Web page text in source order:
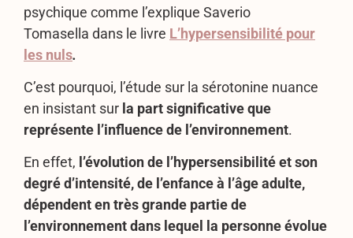
psychique comme l’explique Saverio
Tomasella dans le livre L’hypersensibilité pour
les nuls.
C’est pourquoi, l’étude sur la sérotonine nuance
en insistant sur la part significative que
représente l’influence de l’environnement.
En effet, l’évolution de l’hypersensibilité et son
degré d’intensité, de l’enfance à l’âge adulte,
dépendent en très grande partie de
l’environnement dans lequel la personne évolue